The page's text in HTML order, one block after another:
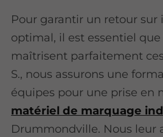
Pour garantir un retour sur
optimal, il est essentiel
maîtrisent parfaitement
S., nous assurons une
équipes pour une prise en
matériel de marquage
Drummondville. Nous leur